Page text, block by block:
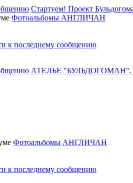
Стартуем! Проект
Фотоальбомы АНГЛИЧАН
к последнему сообщению
АТЕЛЬЕ "БУЛЬДОГОМАН".
Фотоальбомы АНГЛИЧАН
к последнему сообщению